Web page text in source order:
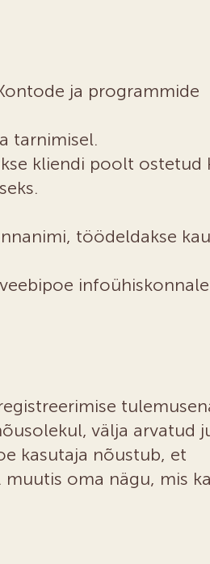
ja programmide
tarnimisel.
kliendi poolt ostetud
töödeldakse
infoühiskonnale
välja arvatud
kasutaja nõustub, et
oma nägu, mis